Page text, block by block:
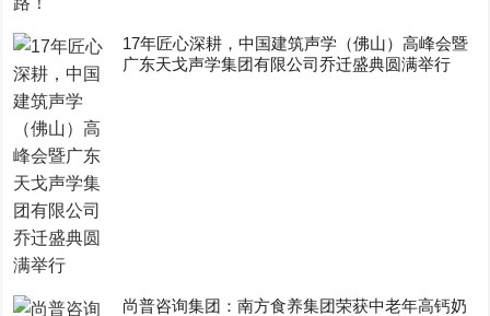
17年匠心深耕，中国建筑声学（佛山）高峰会暨
广东天戈声学集团有限公司乔迁盛典圆满举行
尚普咨询集团：南方食养集团荣获中老年高钙奶